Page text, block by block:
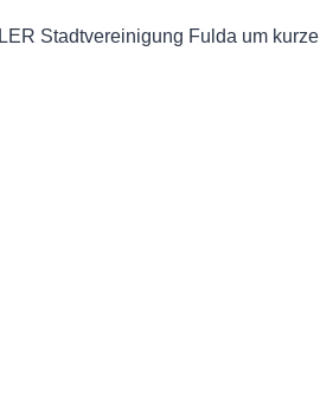
Stadtvereinigung Fulda um kurze